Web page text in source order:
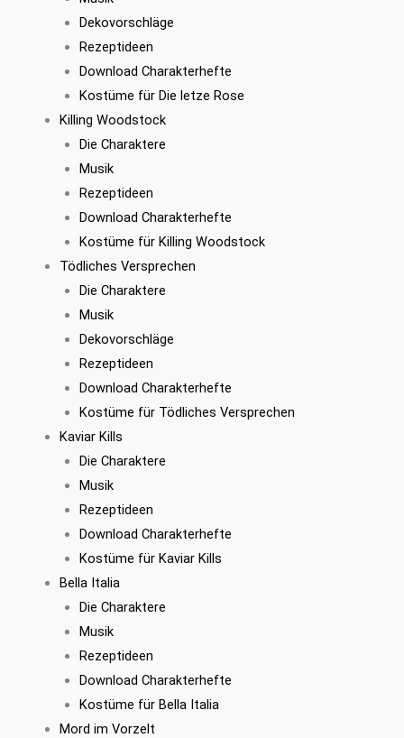
Dekovorschläge
Rezeptideen
Download Charakterhefte
Kostüme für Die letze Rose
Killing Woodstock
Die Charaktere
Musik
Rezeptideen
Download Charakterhefte
Kostüme für Killing Woodstock
Tödliches Versprechen
Die Charaktere
Musik
Dekovorschläge
Rezeptideen
Download Charakterhefte
Kostüme für Tödliches Versprechen
Kaviar Kills
Die Charaktere
Musik
Rezeptideen
Download Charakterhefte
Kostüme für Kaviar Kills
Bella Italia
Die Charaktere
Musik
Rezeptideen
Download Charakterhefte
Kostüme für Bella Italia
Mord im Vorzelt